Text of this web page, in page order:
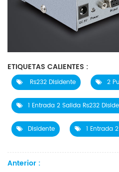
ETIQUETAS CALIENTES :
Rs232 Disidente 2
1 Entrada 2 Salida Rs232
Disidente 1 Entrada
Anterior :